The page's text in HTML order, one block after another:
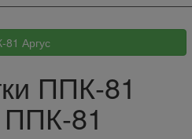
ППК-81
81